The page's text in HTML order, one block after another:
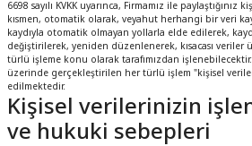
6698 sayılı KVKK uyarınca, Firmamız ile
kısmen, otomatik olarak, veyahut herhangi bir veri
kaydıyla otomatik olmayan yollarla elde edilerek,
değiştirilerek, yeniden düzenlenerek, kısacası
türlü işleme konu olarak tarafımızdan işlenebilecektir.
üzerinde gerçekleştirilen her türlü işlem "kişisel
edilmektedir.
Kişisel verilerinizin
ve hukuki sebepleri